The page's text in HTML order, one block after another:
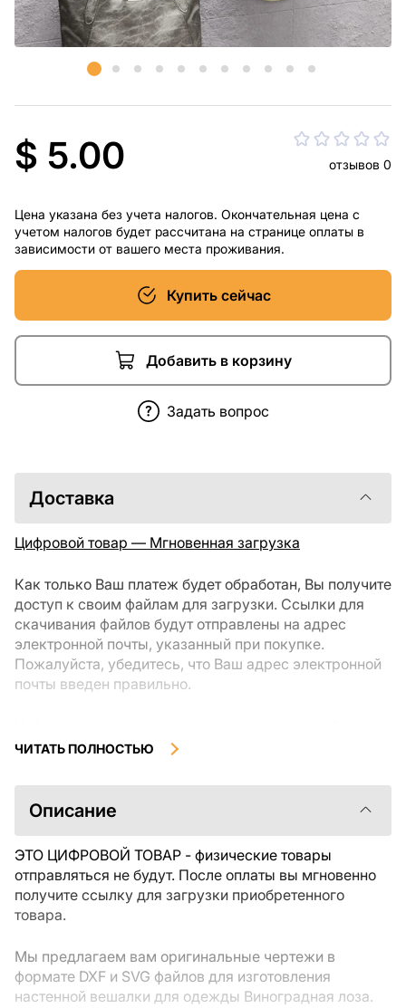
$ 5.00 отзывов 0
Цена указана без учета налогов. Окончательная цена с
учетом налогов будет рассчитана на странице оплаты в
зависимости от вашего места проживания.
Купить сейчас
Добавить в корзину
Задать вопрос
Доставка
Цифровой товар — Мгновенная загрузка
Как только Ваш платеж будет обработан, Вы получите
доступ к своим файлам для загрузки. Ссылки для
скачивания файлов будут отправлены на адрес
электронной почты, указанный при покупке.
Пожалуйста, убедитесь, что Ваш адрес электронной
почты введен правильно.
загрузки, не подлежат возврату или обмену после их
ознакомиться с описанием товара и задать все
интересующие Вас вопросы перед покупкой. Если у
свяжитесь с продавцом напрямую.
ЧИТАТЬ ПОЛНОСТЬЮ
Описание
ЭТО ЦИФРОВОЙ ТОВАР - физические товары
отправляться не будут. После оплаты вы мгновенно
получите ссылку для загрузки приобретенного
товара.
Мы предлагаем вам оригинальные чертежи в
формате DXF и SVG файлов для изготовления
настенной вешалки для одежды Виноградная лоза.